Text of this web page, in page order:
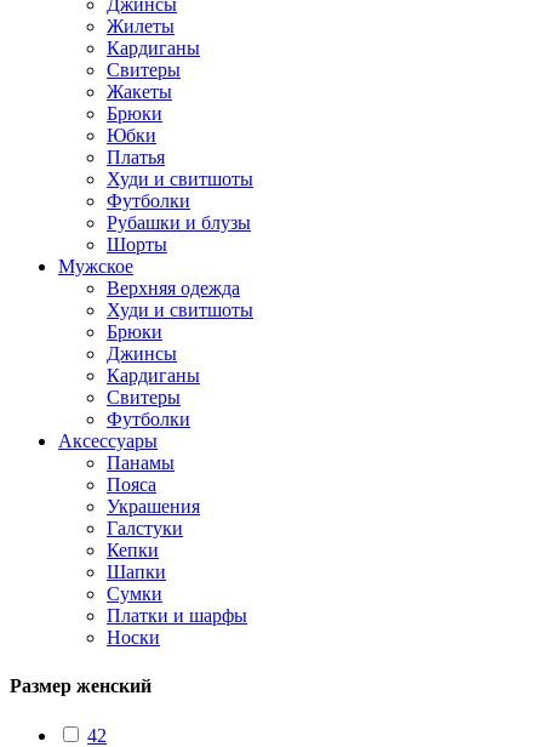
Джинсы
Жилеты
Кардиганы
Свитеры
Жакеты
Брюки
Юбки
Платья
Худи и свитшоты
Футболки
Рубашки и блузы
Шорты
Мужское
Верхняя одежда
Худи и свитшоты
Брюки
Джинсы
Кардиганы
Свитеры
Футболки
Аксессуары
Панамы
Пояса
Украшения
Галстуки
Кепки
Шапки
Сумки
Платки и шарфы
Носки
Размер женский
42